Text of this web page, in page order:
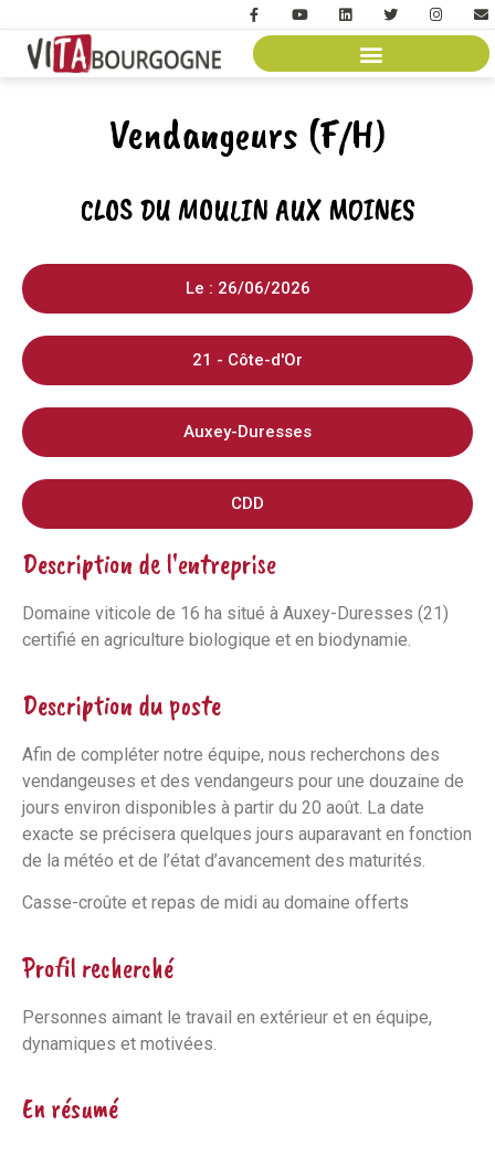
Vendangeurs (F/H)
CLOS DU MOULIN AUX MOINES
Le : 26/06/2026
21 - Côte-d'Or
Auxey-Duresses
CDD
Description de l'entreprise
Domaine viticole de 16 ha situé à Auxey-Duresses (21)
certifié en agriculture biologique et en biodynamie.
Description du poste
Afin de compléter notre équipe, nous recherchons des
vendangeuses et des vendangeurs pour une douzaine de
jours environ disponibles à partir du 20 août. La date
exacte se précisera quelques jours auparavant en fonction
de la météo et de l’état d’avancement des maturités.
Casse-croûte et repas de midi au domaine offerts
Profil recherché
Personnes aimant le travail en extérieur et en équipe,
dynamiques et motivées.
En résumé